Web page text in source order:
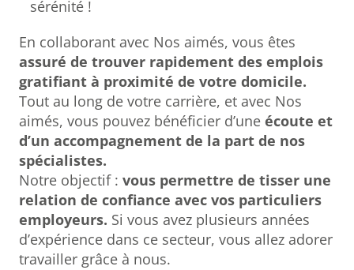
sérénité !
En collaborant avec Nos aimés, vous êtes
assuré de trouver rapidement des emplois
gratifiant à proximité de votre domicile.
Tout au long de votre carrière, et avec Nos
aimés, vous pouvez bénéficier d’une écoute et
d’un accompagnement de la part de nos
spécialistes.
Notre objectif : vous permettre de tisser une
relation de confiance avec vos particuliers
employeurs. Si vous avez plusieurs années
d’expérience dans ce secteur, vous allez adorer
travailler grâce à nous.